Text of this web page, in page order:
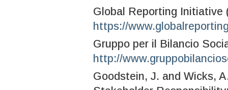
Global Reporting Initiative
https://
Gruppo per il Bilancio
http://
Goodstein, J. and Wicks,